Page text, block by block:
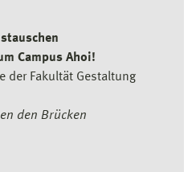
Campus Ahoi!
der Fakultät Gestaltung
den Brücken